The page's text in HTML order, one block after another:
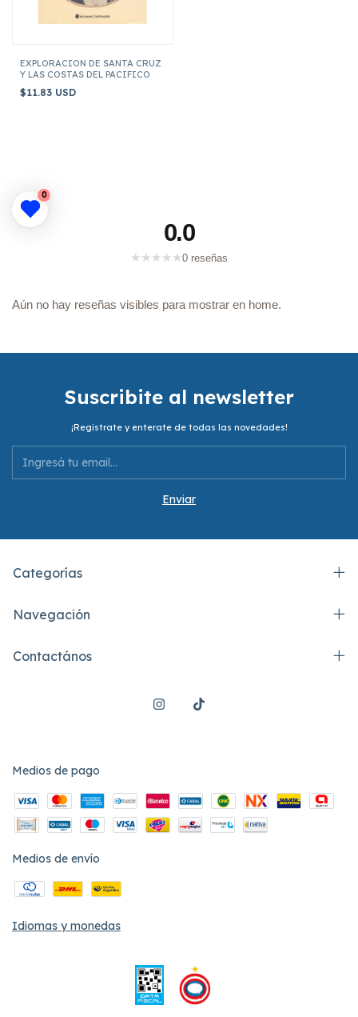
EXPLORACION DE SANTA CRUZ
Y LAS COSTAS DEL PACIFICO
$11.83 USD
0.0
★ ★ ★ ★ ★0 reseñas
Aún no hay reseñas visibles para mostrar en home.
Suscribite al newsletter
¡Registrate y enterate de todas las novedades!
Categorías
Navegación
Contactános
Medios de pago
Medios de envío
Idiomas y monedas
0